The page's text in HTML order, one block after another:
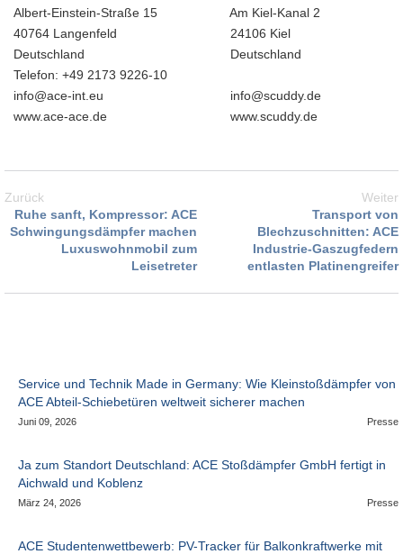
Albert-Einstein-Straße 15
40764 Langenfeld
Deutschland
Telefon: +49 2173 9226-10
info@ace-int.eu
www.ace-ace.de
Am Kiel-Kanal 2
24106 Kiel
Deutschland
info@scuddy.de
www.scuddy.de
Zurück
Ruhe sanft, Kompressor: ACE
Schwingungsdämpfer machen
Luxuswohnmobil zum
Leisetreter
Weiter
Transport von
Blechzuschnitten: ACE
Industrie-Gaszugfedern
entlasten Platinengreifer
Service und Technik Made in Germany: Wie Kleinstoßdämpfer von
ACE Abteil-Schiebetüren weltweit sicherer machen
Juni 09, 2026 Presse
Ja zum Standort Deutschland: ACE Stoßdämpfer GmbH fertigt in
Aichwald und Koblenz
März 24, 2026 Presse
ACE Studentenwettbewerb: PV-Tracker für Balkonkraftwerke mit